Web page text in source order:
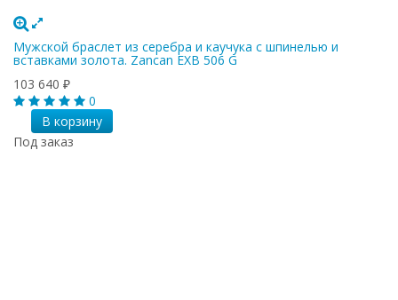
Мужской браслет из серебра и каучука с шпинелью и
вставками золота. Zancan EXB 506 G
103 640 ₽
0
В корзину
Под заказ